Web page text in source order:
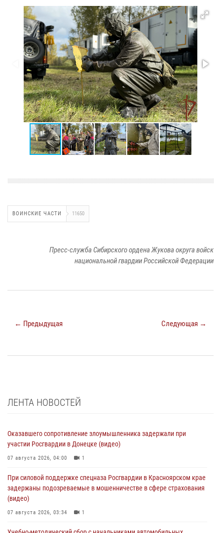
ВОИНСКИЕ ЧАСТИ 11650
Пресс-служба Сибирского ордена Жукова округа войск
национальной гвардии Российской Федерации
← Предыдущая Следующая →
ЛЕНТА НОВОСТЕЙ
Оказавшего сопротивление злоумышленника задержали при
участии Росгвардии в Донецке (видео)
07 августа 2026, 04:00 1
При силовой поддержке спецназа Росгвардии в Красноярском крае
задержаны подозреваемые в мошенничестве в сфере страхования
(видео)
07 августа 2026, 03:34 1